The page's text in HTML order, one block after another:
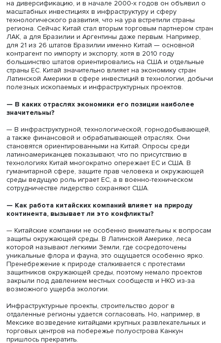
Испания активно действует в Латинской Америке и
Более того, когда после кризиса 2008–2009 годов
было трудно найти работу в Испании, многие молодые
испанцы ехали в Латинскую Америку, особенно в
их охотно принимали. Роль Португалии с учетом